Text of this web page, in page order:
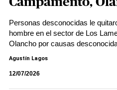
Personas desconocidas le
hombre en el sector de Los
Olancho por causas
Agustín Lagos
12/07/2026